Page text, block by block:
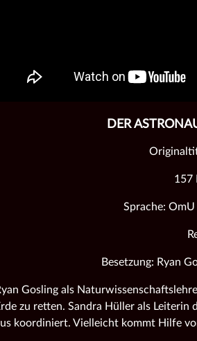
DER
157
Sprache:
Besetzung: Ryan
Gosling als
zu retten. Sandra Hüller als
koordiniert. Vielleicht kommt Hilfe